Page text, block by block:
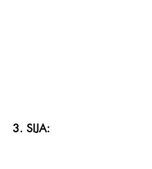
3. SIJA: